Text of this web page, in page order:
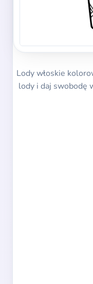
Lody włoskie
lody i daj swobodę